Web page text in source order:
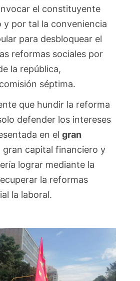
el constituyente
y por tal la conveniencia
para desbloquear el
reformas sociales por
la república,
séptima.
que hundir la reforma
defender los intereses
en el gran
gran capital financiero y
lograr mediante la
la reformas
la laboral.